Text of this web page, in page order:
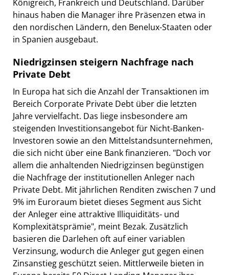
Königreich, Frankreich und Deutschland. Darüber
hinaus haben die Manager ihre Präsenzen etwa in
den nordischen Ländern, den Benelux-Staaten oder
in Spanien ausgebaut.
Niedrigzinsen steigern Nachfrage nach
Private Debt
In Europa hat sich die Anzahl der Transaktionen im
Bereich Corporate Private Debt über die letzten
Jahre vervielfacht. Das liege insbesondere am
steigenden Investitionsangebot für Nicht-Banken-
Investoren sowie an den Mittelstandsunternehmen,
die sich nicht über eine Bank finanzieren. "Doch vor
allem die anhaltenden Niedrigzinsen begünstigen
die Nachfrage der institutionellen Anleger nach
Private Debt. Mit jährlichen Renditen zwischen 7 und
9% im Euroraum bietet dieses Segment aus Sicht
der Anleger eine attraktive Illiquiditäts- und
Komplexitätsprämie", meint Bezak. Zusätzlich
basieren die Darlehen oft auf einer variablen
Verzinsung, wodurch die Anleger gut gegen einen
Zinsanstieg geschützt seien. Mittlerweile bieten in